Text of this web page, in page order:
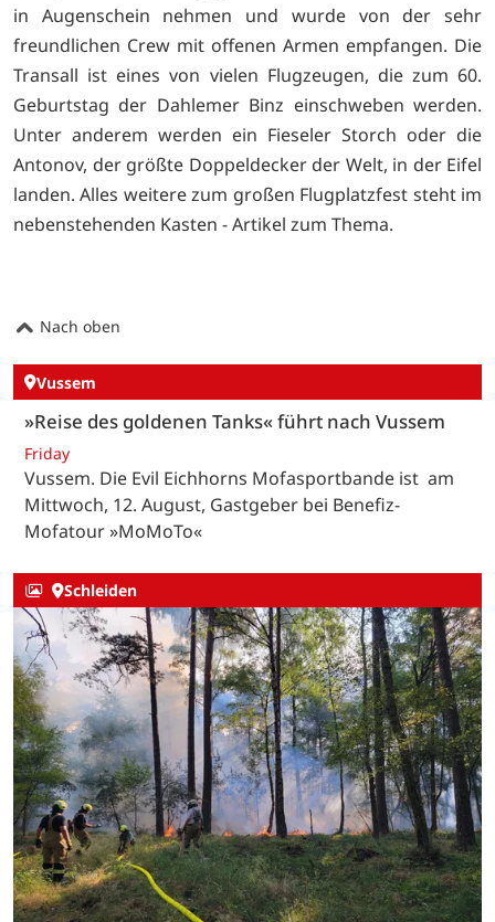
in Augenschein nehmen und wurde von der sehr
freundlichen Crew mit offenen Armen empfangen. Die
Transall ist eines von vielen Flugzeugen, die zum 60.
Geburtstag der Dahlemer Binz einschweben werden.
Unter anderem werden ein Fieseler Storch oder die
Antonov, der größte Doppeldecker der Welt, in der Eifel
landen. Alles weitere zum großen Flugplatzfest steht im
nebenstehenden Kasten - Artikel zum Thema.
Nach oben
Vussem
»Reise des goldenen Tanks« führt nach Vussem
Friday
Vussem. Die Evil Eichhorns Mofasportbande ist am
Mittwoch, 12. August, Gastgeber bei Benefiz-
Mofatour »MoMoTo«
Schleiden